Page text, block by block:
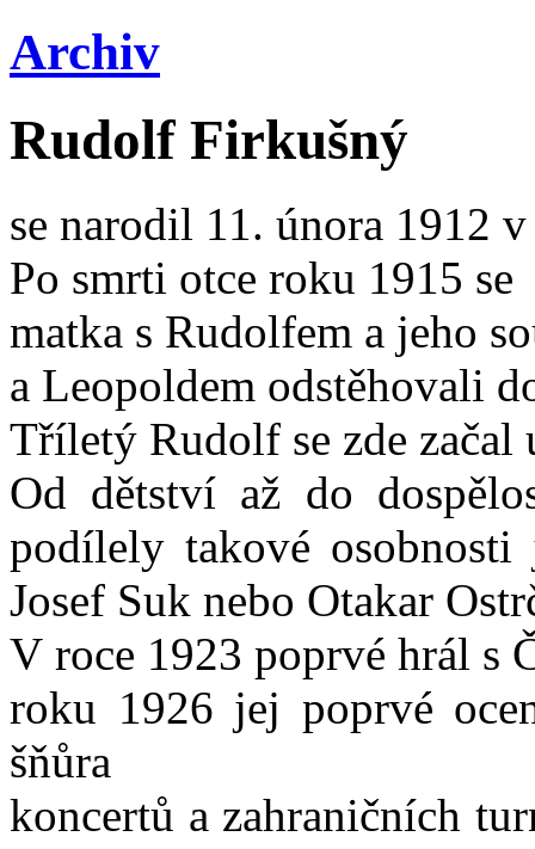
Archiv
Rudolf Firkušný
se narodil 11. února 1912
Po smrti otce roku 1915 se
matka s Rudolfem a jeho
a Leopoldem odstěhovali
Tříletý Rudolf se zde začal
Od dětství až do
podílely takové
Josef Suk nebo Otakar
V roce 1923 poprvé hrál s
roku 1926 jej poprvé
šňůra
koncertů a zahraničních